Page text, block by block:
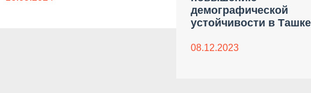
демографической
устойчивости в
08.12.2023